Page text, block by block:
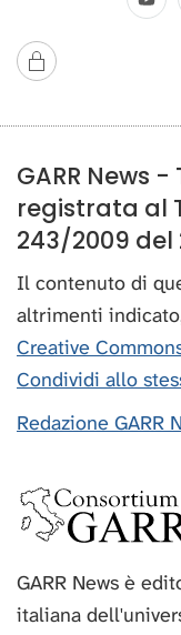
GARR News
registrata al
243/2009 del
Il contenuto di
altrimenti
Creative
Condividi allo
Redazione GARR
GARR News è
italiana